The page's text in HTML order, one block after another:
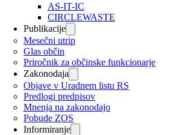
AS-IT-IC
CIRCLEWASTE
Publikacije
Mesečni utrip
Glas občin
Priročnik za občinske funkcionarje
Zakonodaja
Objave v Uradnem listu RS
Predlogi predpisov
Mnenja na zakonodajo
Pobude ZOS
Informiranje